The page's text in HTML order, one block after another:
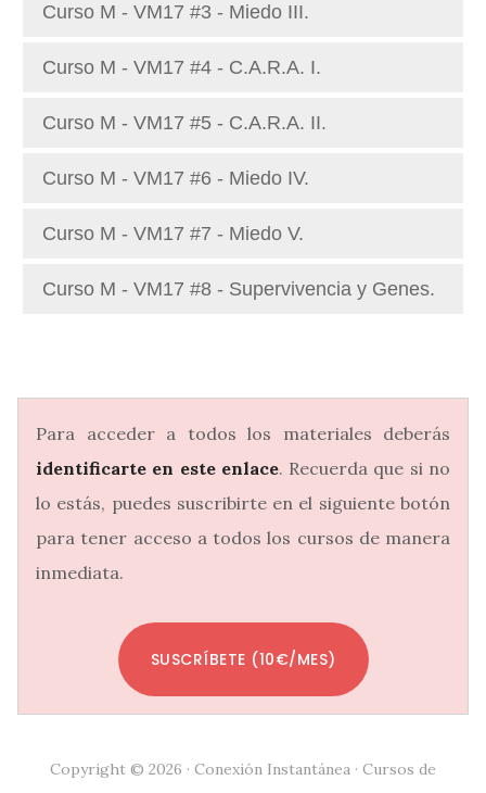
Curso M - VM17 #3 - Miedo III.
Curso M - VM17 #4 - C.A.R.A. I.
Curso M - VM17 #5 - C.A.R.A. II.
Curso M - VM17 #6 - Miedo IV.
Curso M - VM17 #7 - Miedo V.
Curso M - VM17 #8 - Supervivencia y Genes.
Para acceder a todos los materiales deberás
identificarte en este enlace. Recuerda que si no
lo estás, puedes suscribirte en el siguiente botón
para tener acceso a todos los cursos de manera
inmediata.
SUSCRÍBETE (10€/MES)
Copyright © 2026 · Conexión Instantánea · Cursos de